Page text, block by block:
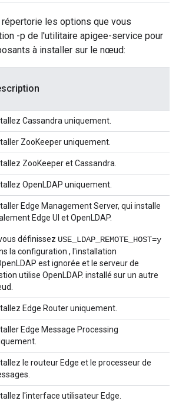
les options que vous
-p de l'utilitaire apigee-service pour
à installer sur le nœud:
Cassandra uniquement.
ZooKeeper uniquement.
ZooKeeper et Cassandra.
OpenLDAP uniquement.
Edge Management Server, qui installe
Edge UI et OpenLDAP.
définissez USE_LDAP_REMOTE_HOST=y
la configuration , l'installation
est ignorée et le serveur de
utilise OpenLDAP. installé sur un autre
Edge Router uniquement.
Edge Message Processing
le routeur Edge et le processeur de
l'interface utilisateur Edge.